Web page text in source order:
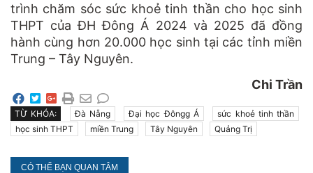
trình chăm sóc sức khoẻ tinh thần cho học sinh
THPT của ĐH Đông Á 2024 và 2025 đã đồng
hành cùng hơn 20.000 học sinh tại các tỉnh miền
Trung – Tây Nguyên.
Chi Trần
TỪ KHÓA: Đà Nẵng Đại học Đôngg Á
sức khoẻ tinh thần
học sinh THPT
miền Trung Tây Nguyên Quảng Trị
CÓ THỂ BẠN QUAN TÂM